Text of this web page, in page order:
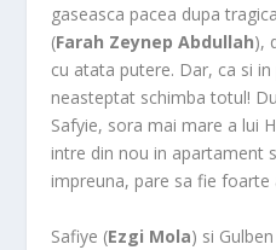
gaseasca pacea dupa
(Farah Zeynep Abdullah),
cu atata putere. Dar, ca si
neasteptat schimba totul!
Safyie, sora mai mare a lui
intre din nou in apartament
impreuna, pare sa fie
Safiye (Ezgi Mola) si